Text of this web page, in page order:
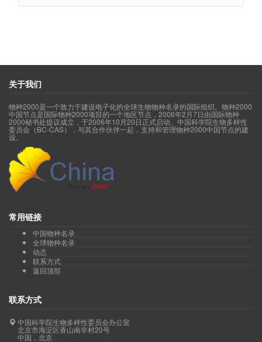
关于我们
物种2000是一个致力于建设电子化的全球生物物种名录的国际组织。物种2000
中国节点是国际物种2000项目的一个地区节点，2006年2月7日由国际物种
2000秘书处提议成立，于2006年10月20日正式启动。中国科学院生物多样性
委员会（BC-CAS），与其合作伙伴一起，支持和管理物种2000中国节点的建
设。
常用链接
中国物种名录
全球物种名录
动态
联系方式
返回顶部
联系方式
中国科学院生物多样性委员会办公室
北京市海淀区香山南辛村20号
中国，北京